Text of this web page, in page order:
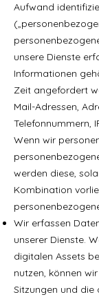
Aufwand
unsere Dienste
Informationen
Zeit angefordert
Mail-Adressen,
Telefonnummern,
Wenn wir
werden diese,
Kombination
Wir erfassen
unserer Dienste.
digitalen Assets
nutzen, können
Sitzungen und die